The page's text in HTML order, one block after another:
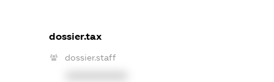
dossier.tax
dossier.staff